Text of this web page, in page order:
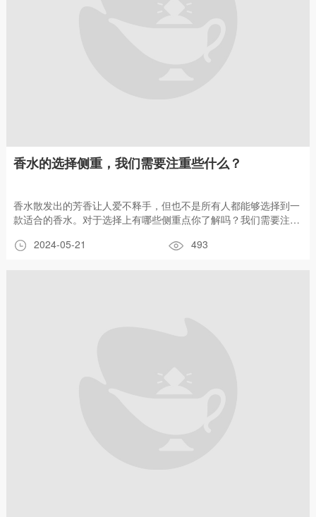
香水的选择侧重，我们需要注重些什么？
香水散发出的芳香让人爱不释手，但也不是所有人都能够选择到一
款适合的香水。对于选择上有哪些侧重点你了解吗？我们需要注意
根据价格来评定优次？
2024-05-21 493